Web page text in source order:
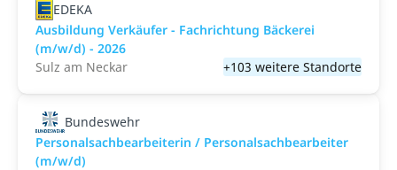
EDEKA
Ausbildung Verkäufer - Fachrichtung Bäckerei
(m/w/d) - 2026
Sulz am Neckar
+103 weitere Standorte
Bundeswehr
Personalsachbearbeiterin / Personalsachbearbeiter
(m/w/d)